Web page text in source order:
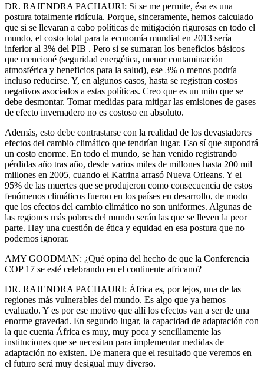
DR. RAJENDRA PACHAURI: Si se me permite, ésa es una
postura totalmente ridícula. Porque, sinceramente, hemos calculado
que si se llevaran a cabo políticas de mitigación rigurosas en todo el
mundo, el costo total para la economía mundial en 2013 sería
inferior al 3% del PIB . Pero si se sumaran los beneficios básicos
que mencioné (seguridad energética, menor contaminación
atmosférica y beneficios para la salud), ese 3% o menos podría
incluso reducirse. Y, en algunos casos, hasta se registran costos
negativos asociados a estas políticas. Creo que es un mito que se
debe desmontar. Tomar medidas para mitigar las emisiones de gases
de efecto invernadero no es costoso en absoluto.
Además, esto debe contrastarse con la realidad de los devastadores
efectos del cambio climático que tendrían lugar. Eso sí que supondrá
un costo enorme. En todo el mundo, se han venido registrando
pérdidas año tras año, desde varios miles de millones hasta 200 mil
millones en 2005, cuando el Katrina arrasó Nueva Orleans. Y el
95% de las muertes que se produjeron como consecuencia de estos
fenómenos climáticos fueron en los países en desarrollo, de modo
que los efectos del cambio climático no son uniformes. Algunas de
las regiones más pobres del mundo serán las que se lleven la peor
parte. Hay una cuestión de ética y equidad en esa postura que no
podemos ignorar.
AMY GOODMAN: ¿Qué opina del hecho de que la Conferencia
COP 17 se esté celebrando en el continente africano?
DR. RAJENDRA PACHAURI: África es, por lejos, una de las
regiones más vulnerables del mundo. Es algo que ya hemos
evaluado. Y es por ese motivo que allí los efectos van a ser de una
enorme gravedad. En segundo lugar, la capacidad de adaptación con
la que cuenta África es muy, muy poca y sencillamente las
instituciones que se necesitan para implementar medidas de
adaptación no existen. De manera que el resultado que veremos en
el futuro será muy desigual muy diverso.